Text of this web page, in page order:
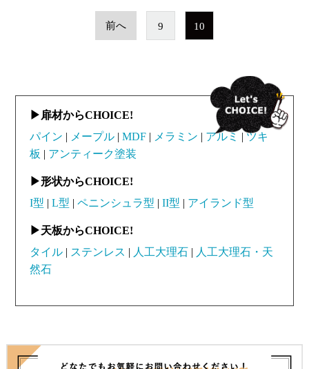
前へ 9 10
扉材からCHOICE!
パイン
メープル MDF メラミン アルミ
ツキ
板
アンティーク塗装
形状からCHOICE!
I型
L型 ペニンシュラ型 II型 アイランド型
天板からCHOICE!
タイル
ステンレス 人工大理石
人工大理石・天
然石